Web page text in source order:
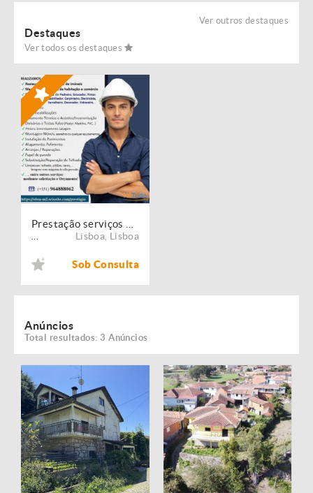
Ver outros destaques
Destaques
Ver todos os destaques
Lisboa Lisboa
Sob Consulta
Anúncios
Total resultados: 3 Anúncios